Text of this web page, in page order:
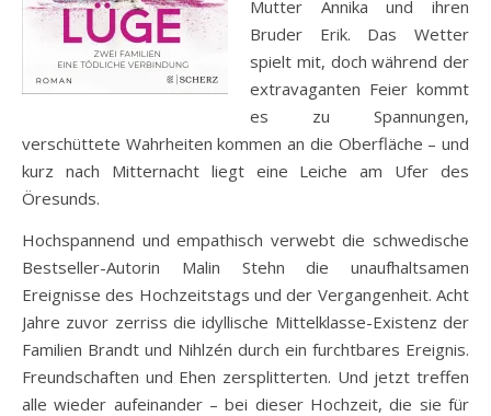
Mutter Annika und ihren
Bruder Erik. Das Wetter
spielt mit, doch während der
extravaganten Feier kommt
es zu Spannungen,
verschüttete Wahrheiten kommen an die Oberfläche – und
kurz nach Mitternacht liegt eine Leiche am Ufer des
Öresunds.
Hochspannend und empathisch verwebt die schwedische
Bestseller-Autorin Malin Stehn die unaufhaltsamen
Ereignisse des Hochzeitstags und der Vergangenheit. Acht
Jahre zuvor zerriss die idyllische Mittelklasse-Existenz der
Familien Brandt und Nihlzén durch ein furchtbares Ereignis.
Freundschaften und Ehen zersplitterten. Und jetzt treffen
alle wieder aufeinander – bei dieser Hochzeit, die sie für